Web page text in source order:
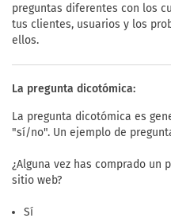
preguntas diferentes con los
tus clientes, usuarios y los
ellos.
La pregunta dicotómica:
La pregunta dicotómica es
"sí/no". Un ejemplo de
¿Alguna vez has comprado un
sitio web?
Sí